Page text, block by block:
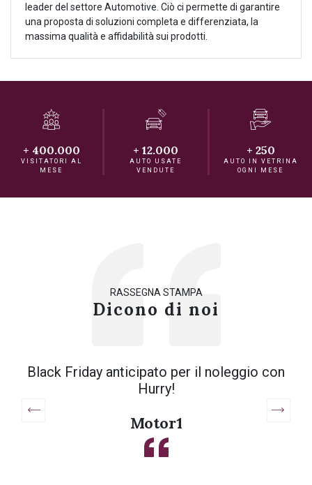
leader del settore Automotive. Ciò ci permette di garantire
una proposta di soluzioni completa e differenziata, la
massima qualità e affidabilità sui prodotti.
+ 400.000
VISITATORI AL
MESE
+ 12.000
AUTO USATE
VENDUTE
+ 250
AUTO IN VETRINA
OGNI MESE
RASSEGNA STAMPA
Dicono di noi
Black Friday anticipato per il noleggio con
Hurry!
Motor1